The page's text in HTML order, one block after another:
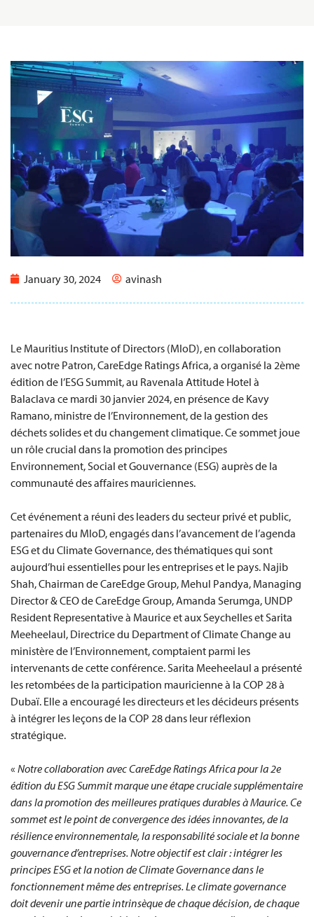
January 30, 2024 avinash
Le Mauritius Institute of Directors (MIoD), en collaboration
avec notre Patron, CareEdge Ratings Africa, a organisé la 2ème
édition de l’ESG Summit, au Ravenala Attitude Hotel à
Balaclava ce mardi 30 janvier 2024, en présence de Kavy
Ramano, ministre de l’Environnement, de la gestion des
déchets solides et du changement climatique. Ce sommet joue
un rôle crucial dans la promotion des principes
Environnement, Social et Gouvernance (ESG) auprès de la
communauté des affaires mauriciennes.
Cet événement a réuni des leaders du secteur privé et public,
partenaires du MIoD, engagés dans l’avancement de l’agenda
ESG et du Climate Governance, des thématiques qui sont
aujourd’hui essentielles pour les entreprises et le pays. Najib
Shah, Chairman de CareEdge Group, Mehul Pandya, Managing
Director & CEO de CareEdge Group, Amanda Serumga, UNDP
Resident Representative à Maurice et aux Seychelles et Sarita
Meeheelaul, Directrice du Department of Climate Change au
ministère de l’Environnement, comptaient parmi les
intervenants de cette conférence. Sarita Meeheelaul a présenté
les retombées de la participation mauricienne à la COP 28 à
Dubaï. Elle a encouragé les directeurs et les décideurs présents
à intégrer les leçons de la COP 28 dans leur réflexion
stratégique.
« Notre collaboration avec CareEdge Ratings Africa pour la 2e
édition du ESG Summit marque une étape cruciale supplémentaire
dans la promotion des meilleures pratiques durables à Maurice. Ce
sommet est le point de convergence des idées innovantes, de la
résilience environnementale, la responsabilité sociale et la bonne
gouvernance d’entreprises. Notre objectif est clair : intégrer les
principes ESG et la notion de Climate Governance dans le
fonctionnement même des entreprises. Le climate governance
doit devenir une partie intrinsèque de chaque décision, de chaque